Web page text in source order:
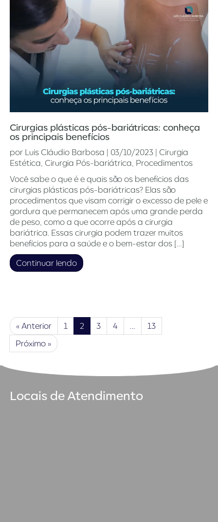
Cirurgias plásticas pós-bariátricas: conheça
os principais benefícios
por Luis Cláudio Barbosa | 03/10/2023 | Cirurgia
Estética Cirurgia Pós-bariátrica Procedimentos
Você sabe o que é e quais são os benefícios das
cirurgias plásticas pós-bariátricas? Elas são
procedimentos que visam corrigir o excesso de pele e
gordura que permanecem após uma grande perda
de peso, como a que ocorre após a cirurgia
bariátrica. Essas cirurgia podem trazer muitos
benefícios para a saúde e o bem-estar dos […]
Continuar lendo
« Anterior 1 2 3 4 …
13
Próximo »
Locais de Atendimento